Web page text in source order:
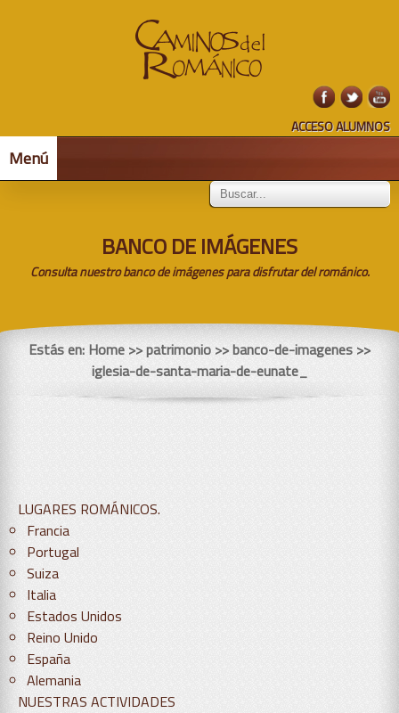
ACCESO ALUMNOS
Menú
BANCO DE IMÁGENES
Consulta nuestro banco de imágenes para disfrutar del románico.
Estás en: Home >> patrimonio >> banco-de-imagenes >>
iglesia-de-santa-maria-de-eunate_
LUGARES ROMÁNICOS.
Francia
Portugal
Suiza
Italia
Estados Unidos
Reino Unido
España
Alemania
NUESTRAS ACTIVIDADES